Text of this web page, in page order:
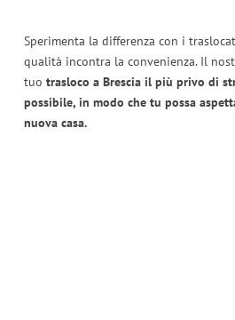
Sperimenta la differenza con i
qualità incontra la convenienza. Il
tuo trasloco a Brescia il più privo di
possibile, in modo che tu possa
nuova casa.